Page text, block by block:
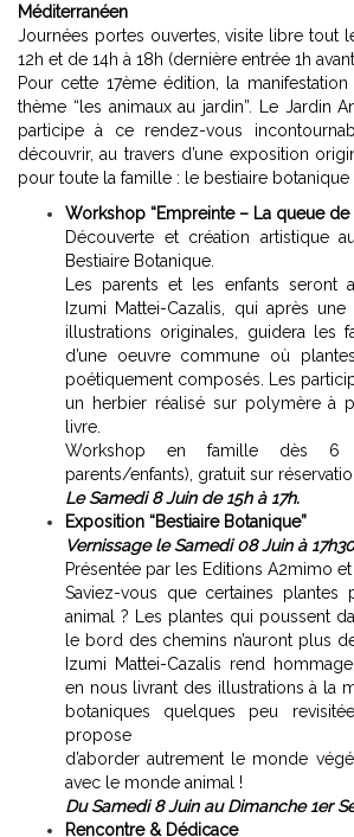
Accueil
Evénements
Actualités
Archéologie
Méditerranéen
Journées portes ouvertes, visite libre tout
12h et de 14h à 18h (dernière entrée 1h
Pour cette 17ème édition, la
thème “les animaux au jardin”. Le Jardin
participe à ce rendez-vous
découvrir, au travers d’une exposition
pour toute la famille : le bestiaire botanique
Workshop “Empreinte – La queue de
Découverte et création artistique
Bestiaire Botanique.
Les parents et les enfants seront
Izumi Mattei-Cazalis, qui après
illustrations originales, guidera les
d’une oeuvre commune où
poétiquement composés. Les
un herbier réalisé sur polymère à
livre.
Workshop en famille dès 6
parents/enfants), gratuit sur
Le Samedi 8 Juin de 15h à 17h.
Exposition “Bestiaire Botanique”
Vernissage le Samedi 08 Juin à 17h30
Présentée par les Editions A2mimo
Saviez-vous que certaines plantes
animal ? Les plantes qui poussent
le bord des chemins n’auront plus
Izumi Mattei-Cazalis rend
en nous livrant des illustrations à la
botaniques quelques peu
propose
d’aborder autrement le monde
avec le monde animal !
Du Samedi 8 Juin au Dimanche 1er
Rencontre & Dédicace